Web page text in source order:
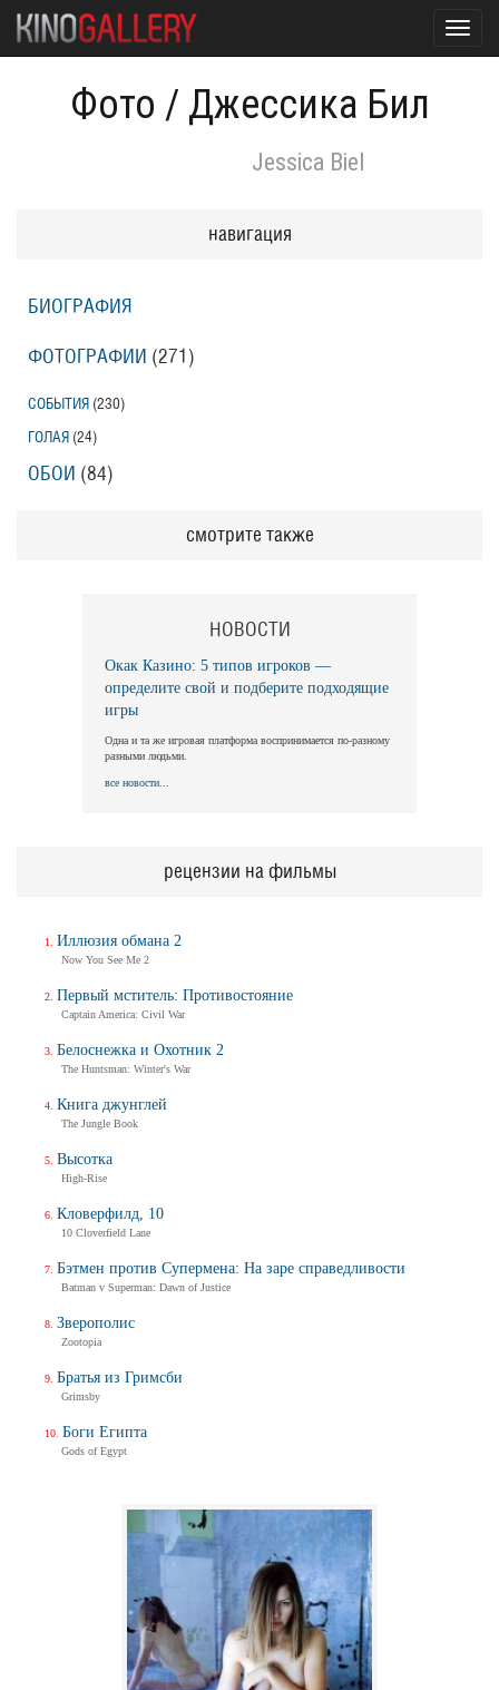
Фото / Джессика Бил
Jessica Biel
навигация
БИОГРАФИЯ
ФОТОГРАФИИ (271 )
СОБЫТИЯ (230)
ГОЛАЯ (24)
ОБОИ (84)
смотрите также
НОВОСТИ
Окак Казино: 5 типов игроков —
определите свой и подберите подходящие
игры
Одна и та же игровая платформа воспринимается по-разному
разными людьми.
все новости...
рецензии на фильмы
Иллюзия обмана 2
Now You See Me 2
Первый мститель: Противостояние
Captain America: Civil War
Белоснежка и Охотник 2
The Huntsman: Winter's War
Книга джунглей
The Jungle Book
Высотка
High-Rise
Кловерфилд, 10
10 Cloverfield Lane
Бэтмен против Супермена: На заре справедливости
Batman v Superman: Dawn of Justice
Зверополис
Zootopia
Братья из Гримсби
Grimsby
Боги Египта
Gods of Egypt